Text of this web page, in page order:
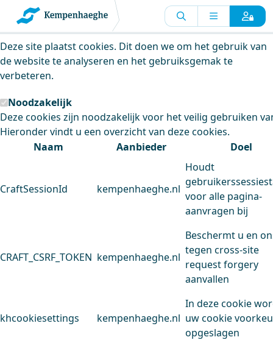
Kempenhaeghe maakt gebruik van
cookies
Deze site plaatst cookies. Dit doen we om het gebruik van
de website te analyseren en het gebruiksgemak te
verbeteren.
Noodzakelijk
Deze cookies zijn noodzakelijk voor het veilig gebruiken
Hieronder vindt u een overzicht van deze cookies.
Naam
Aanbieder Doel
CraftSessionId kempenhaeghe.nl
Houdt
voor alle pagina-
aanvragen bij
CRAFT_CSRF_TOKEN kempenhaeghe.nl
Beschermt u en
tegen cross-site
request forgery
aanvallen
khcookiesettings kempenhaeghe.nl
In deze cookie
uw cookie
opgeslagen